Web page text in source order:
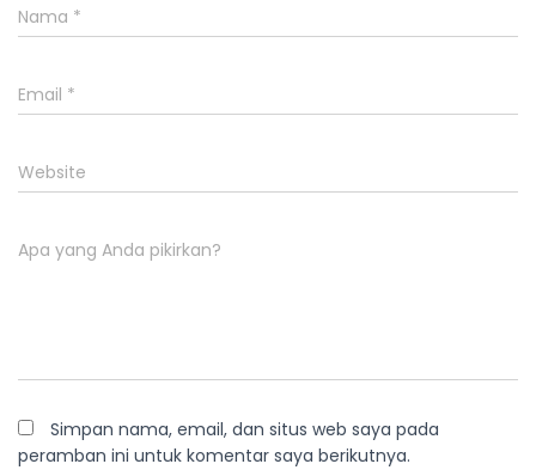
Nama *
Email *
Website
Apa yang Anda pikirkan?
Simpan nama, email, dan situs web saya pada
peramban ini untuk komentar saya berikutnya.